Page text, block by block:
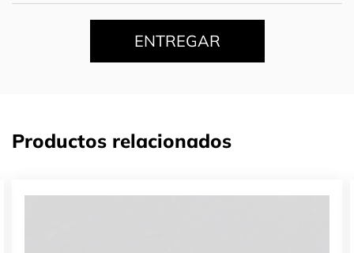
ENTREGAR
Productos relacionados